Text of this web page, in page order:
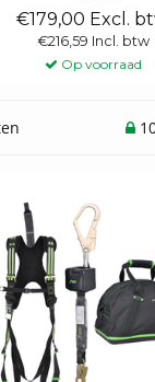
€179,00 Excl.
€216,59 Incl. btw
Op voorraad